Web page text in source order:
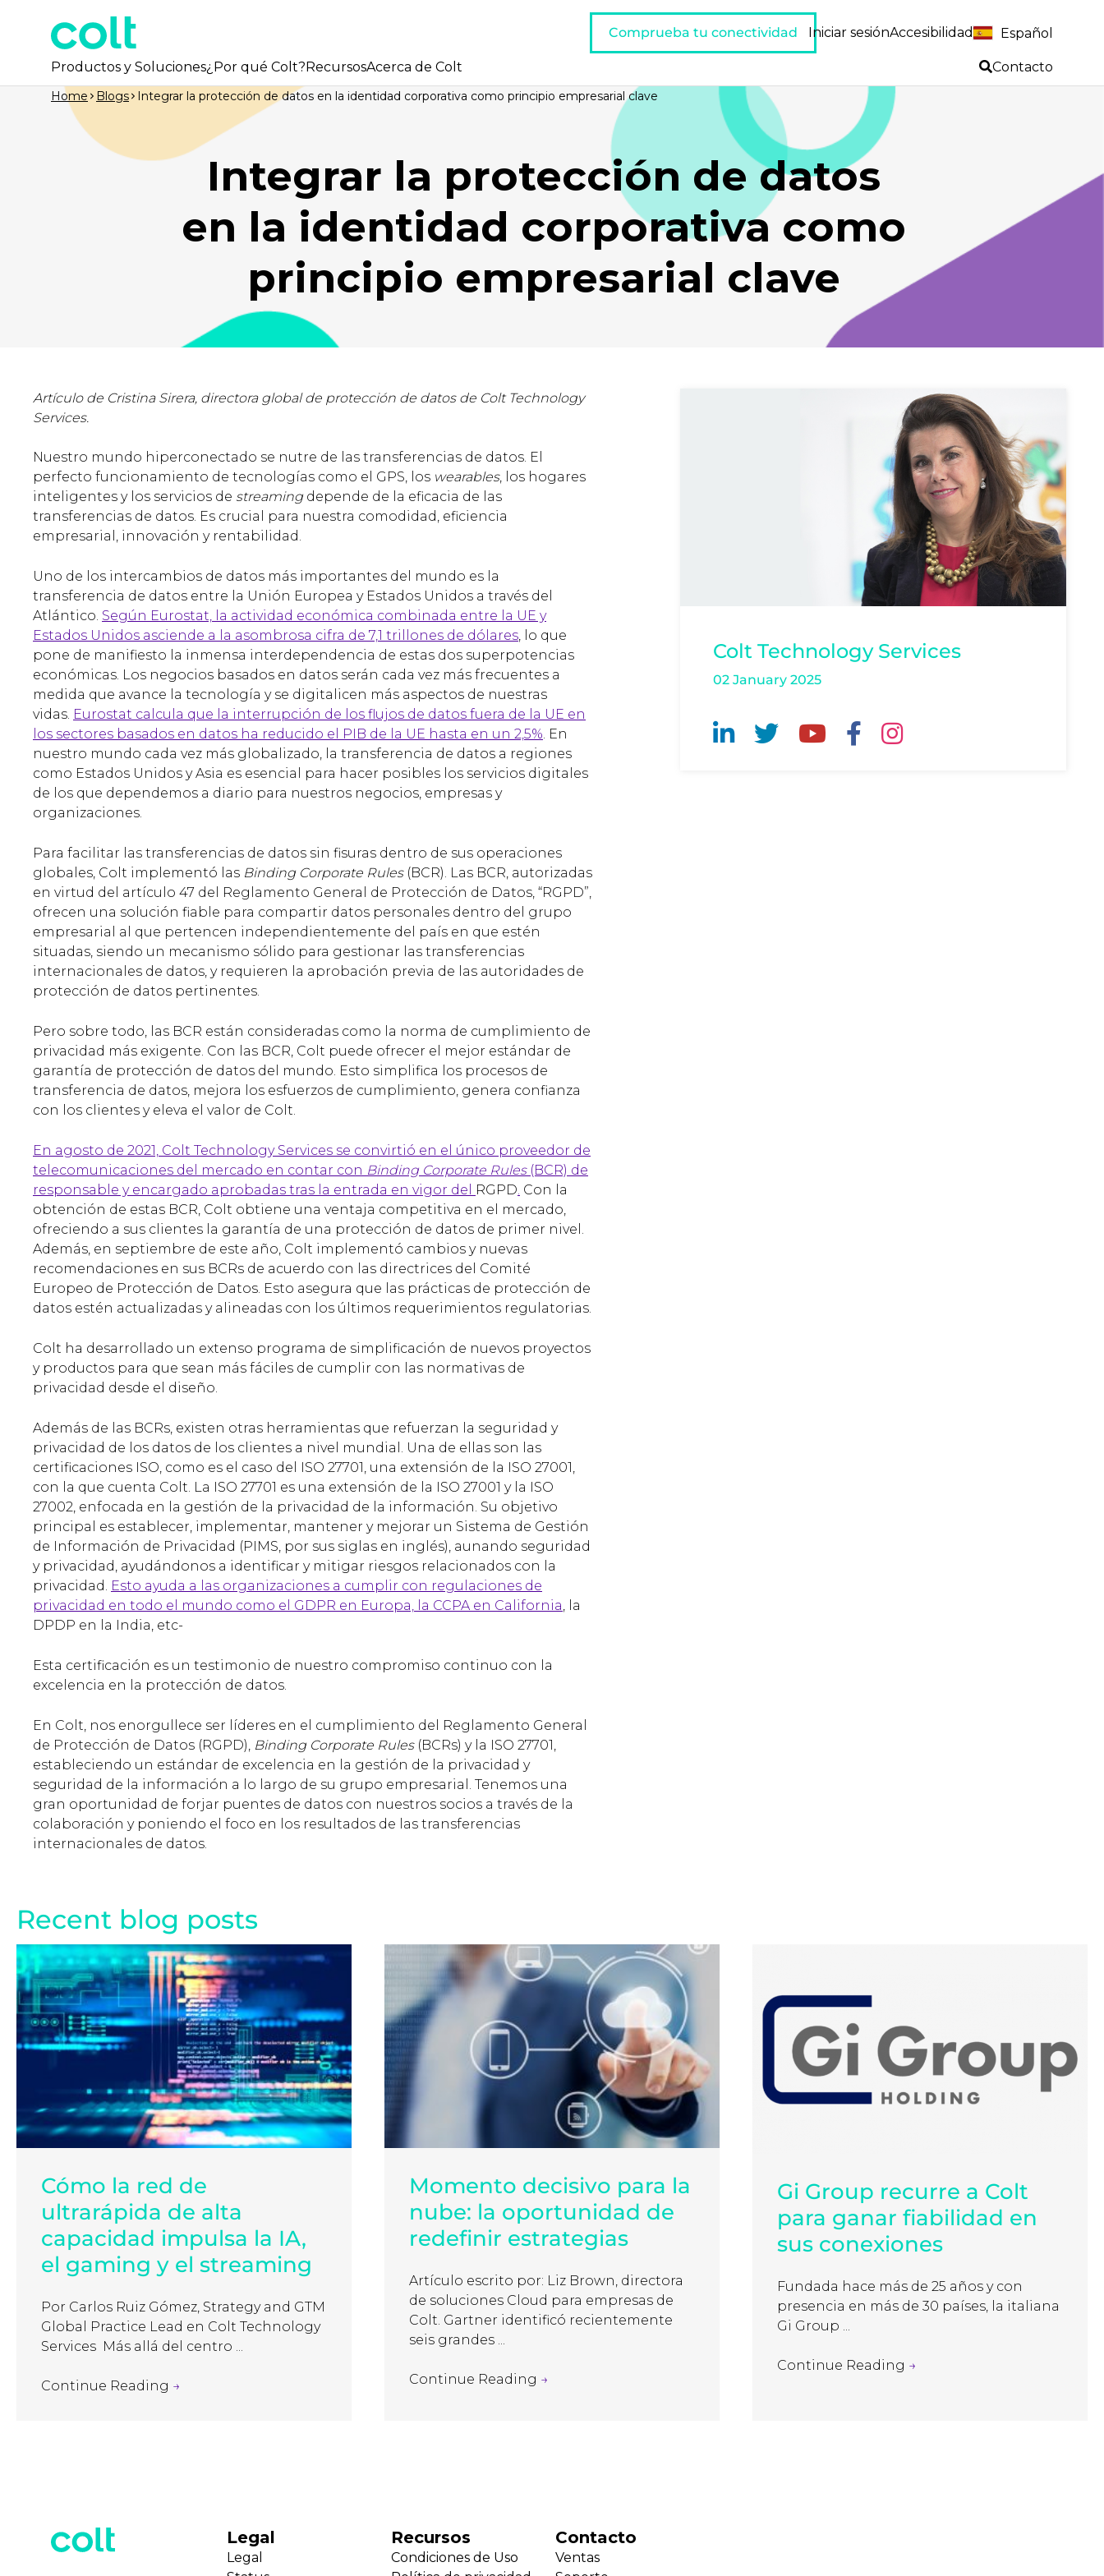
Productos y Soluciones¿Por qué Colt?RecursosAcerca de Colt
Comprueba tu conectividad Iniciar sesiónAccesibilidad Español
Contacto
Integrar la protección de datos
en la identidad corporativa como
principio empresarial clave
Home Blogs Integrar la protección de datos en la identidad corporativa como principio empresarial clave
Artículo de Cristina Sirera, directora global de protección de datos de Colt Technology
Services.
Nuestro mundo hiperconectado se nutre de las transferencias de datos. El
perfecto funcionamiento de tecnologías como el GPS, los wearables, los hogares
inteligentes y los servicios de streaming depende de la eficacia de las
transferencias de datos. Es crucial para nuestra comodidad, eficiencia
empresarial, innovación y rentabilidad.
Uno de los intercambios de datos más importantes del mundo es la
transferencia de datos entre la Unión Europea y Estados Unidos a través del
Atlántico. Según Eurostat, la actividad económica combinada entre la UE y
Estados Unidos asciende a la asombrosa cifra de 7,1 trillones de dólares, lo que
pone de manifiesto la inmensa interdependencia de estas dos superpotencias
económicas. Los negocios basados en datos serán cada vez más frecuentes a
medida que avance la tecnología y se digitalicen más aspectos de nuestras
vidas. Eurostat calcula que la interrupción de los flujos de datos fuera de la UE en
los sectores basados en datos ha reducido el PIB de la UE hasta en un 2,5%. En
nuestro mundo cada vez más globalizado, la transferencia de datos a regiones
como Estados Unidos y Asia es esencial para hacer posibles los servicios digitales
de los que dependemos a diario para nuestros negocios, empresas y
organizaciones.
Para facilitar las transferencias de datos sin fisuras dentro de sus operaciones
globales, Colt implementó las Binding Corporate Rules(BCR). Las BCR, autorizadas
en virtud del artículo 47 del Reglamento General de Protección de Datos, “RGPD”,
ofrecen una solución fiable para compartir datos personales dentro del grupo
empresarial al que pertencen independientemente del país en que estén
situadas, siendo un mecanismo sólido para gestionar las transferencias
internacionales de datos, y requieren la aprobación previa de las autoridades de
protección de datos pertinentes.
Pero sobre todo, las BCR están consideradas como la norma de cumplimiento de
privacidad más exigente. Con las BCR, Colt puede ofrecer el mejor estándar de
garantía de protección de datos del mundo. Esto simplifica los procesos de
transferencia de datos, mejora los esfuerzos de cumplimiento, genera confianza
con los clientes y eleva el valor de Colt.
En agosto de 2021, Colt Technology Services se convirtió en el único proveedor de
telecomunicaciones del mercado en contar con Binding Corporate Rules(BCR) de
responsable y encargado aprobadas tras la entrada en vigor del
RGPD. Con la
obtención de estas BCR, Colt obtiene una ventaja competitiva en el mercado,
ofreciendo a sus clientes la garantía de una protección de datos de primer nivel.
Además, en septiembre de este año, Colt implementó cambios y nuevas
recomendaciones en sus BCRs de acuerdo con las directrices del Comité
Europeo de Protección de Datos. Esto asegura que las prácticas de protección de
datos estén actualizadas y alineadas con los últimos requerimientos regulatorias.
Colt ha desarrollado un extenso programa de simplificación de nuevos proyectos
y productos para que sean más fáciles de cumplir con las normativas de
privacidad desde el diseño.
Además de las BCRs, existen otras herramientas que refuerzan la seguridad y
privacidad de los datos de los clientes a nivel mundial. Una de ellas son las
certificaciones ISO, como es el caso del ISO 27701, una extensión de la ISO 27001,
con la que cuenta Colt. La ISO 27701 es una extensión de la ISO 27001 y la ISO
27002, enfocada en la gestión de la privacidad de la información. Su objetivo
principal es establecer, implementar, mantener y mejorar un Sistema de Gestión
de Información de Privacidad (PIMS, por sus siglas en inglés), aunando seguridad
y privacidad, ayudándonos a identificar y mitigar riesgos relacionados con la
privacidad. Esto ayuda a las organizaciones a cumplir con regulaciones de
privacidad en todo el mundo como el GDPR en Europa, la CCPA en California, la
DPDP en la India, etc-
Esta certificación es un testimonio de nuestro compromiso continuo con la
excelencia en la protección de datos.
En Colt, nos enorgullece ser líderes en el cumplimiento del Reglamento General
de Protección de Datos (RGPD), Binding Corporate Rules(BCRs) y la ISO 27701,
estableciendo un estándar de excelencia en la gestión de la privacidad y
seguridad de la información a lo largo de su grupo empresarial. Tenemos una
gran oportunidad de forjar puentes de datos con nuestros socios a través de la
colaboración y poniendo el foco en los resultados de las transferencias
internacionales de datos.
Colt Technology Services
02 January 2025
Recent blog posts
Cómo la red de
ultrarápida de alta
capacidad impulsa la IA,
el gaming y el streaming
Por Carlos Ruiz Gómez, Strategy and GTM
Global Practice Lead en Colt Technology
Services Más allá del centro ...
Continue Reading →
Momento decisivo para la
nube: la oportunidad de
redefinir estrategias
Artículo escrito por: Liz Brown, directora
de soluciones Cloud para empresas de
Colt. Gartner identificó recientemente
seis grandes ...
Continue Reading →
Gi Group recurre a Colt
para ganar fiabilidad en
sus conexiones
Fundada hace más de 25 años y con
presencia en más de 30 países, la italiana
Gi Group ...
Continue Reading →
Legal
Legal
Recursos
Condiciones de Uso
Contacto
Ventas